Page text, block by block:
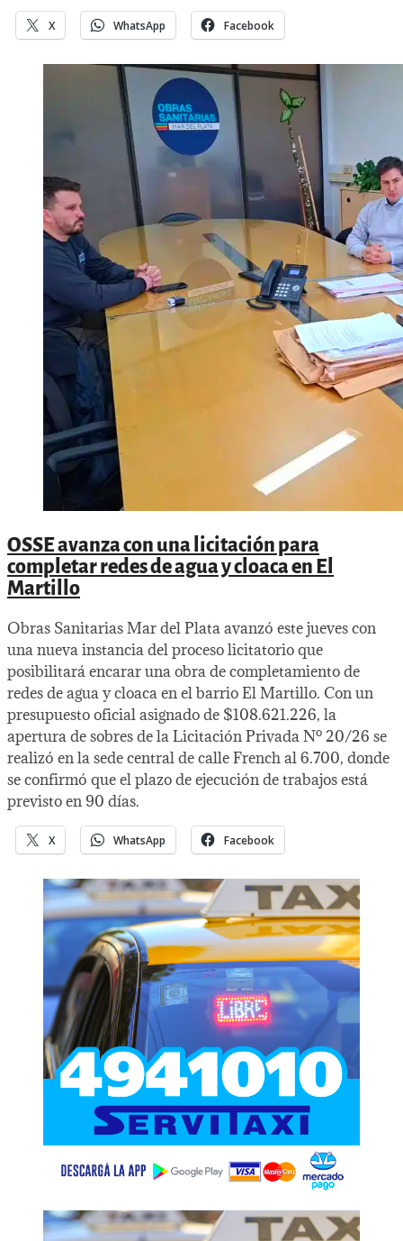
X WhatsApp Facebook
OSSE avanza con una licitación para
completar redes de agua y cloaca en El
Martillo
Obras Sanitarias Mar del Plata avanzó este jueves con
una nueva instancia del proceso licitatorio que
posibilitará encarar una obra de completamiento de
redes de agua y cloaca en el barrio El Martillo. Con un
presupuesto oficial asignado de $108.621.226, la
apertura de sobres de la Licitación Privada Nº 20/26 se
realizó en la sede central de calle French al 6.700, donde
se confirmó que el plazo de ejecución de trabajos está
previsto en 90 días.
X WhatsApp Facebook